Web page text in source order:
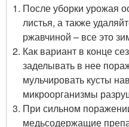
После уборки урожая
листья, а также
ржавчиной – все это
Как вариант в конце
заделывать в нее
мульчировать кусты
микроорганизмы
При сильном
медьсодержащие